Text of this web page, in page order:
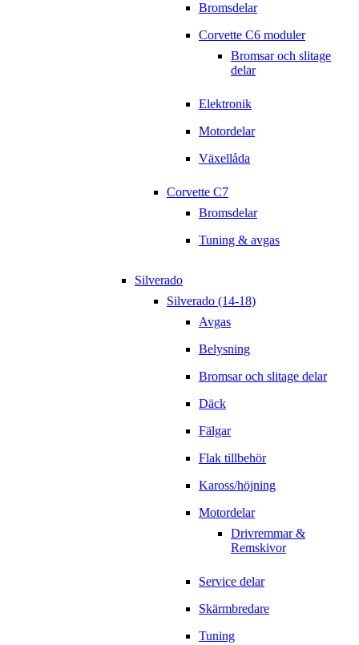
Bromsdelar
Corvette C6 moduler
Bromsar och slitage
delar
Elektronik
Motordelar
Växellåda
Corvette C7
Bromsdelar
Tuning & avgas
Silverado
Silverado (14-18)
Avgas
Belysning
Bromsar och slitage delar
Däck
Fälgar
Flak tillbehör
Kaross/höjning
Motordelar
Drivremmar &
Remskivor
Service delar
Skärmbredare
Tuning